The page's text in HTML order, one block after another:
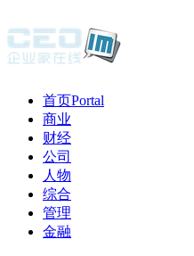
首页Portal
商业
财经
公司
人物
综合
管理
金融